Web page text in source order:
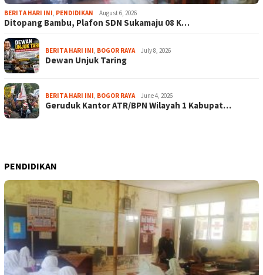
BERITA HARI INI, PENDIDIKAN August 6, 2026
Ditopang Bambu, Plafon SDN Sukamaju 08 K…
BERITA HARI INI, BOGOR RAYA July 8, 2026
Dewan Unjuk Taring
BERITA HARI INI, BOGOR RAYA June 4, 2026
Geruduk Kantor ATR/BPN Wilayah 1 Kabupat…
PENDIDIKAN